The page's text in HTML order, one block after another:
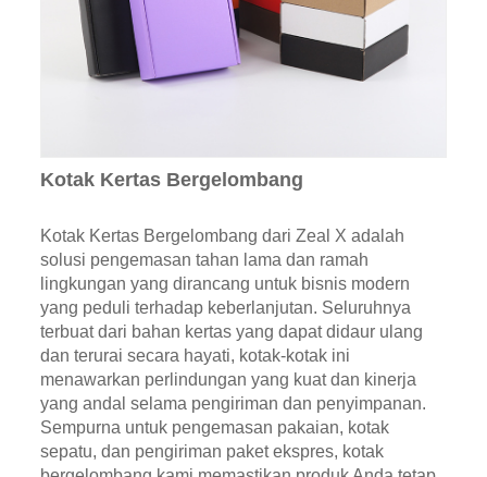
Kotak Kertas Bergelombang
Kotak Kertas Bergelombang dari Zeal X adalah
solusi pengemasan tahan lama dan ramah
lingkungan yang dirancang untuk bisnis modern
yang peduli terhadap keberlanjutan. Seluruhnya
terbuat dari bahan kertas yang dapat didaur ulang
dan terurai secara hayati, kotak-kotak ini
menawarkan perlindungan yang kuat dan kinerja
yang andal selama pengiriman dan penyimpanan.
Sempurna untuk pengemasan pakaian, kotak
sepatu, dan pengiriman paket ekspres, kotak